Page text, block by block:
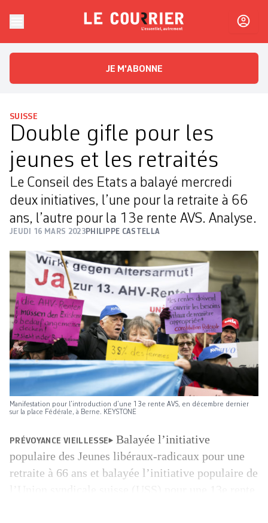
Le CourrierL'essentiel, autrement
JE M'ABONNE
SUISSE
Double gifle pour les
jeunes et les retraités
Le Conseil des Etats a balayé mercredi
deux initiatives, l’une pour la retraite à 66
ans, l’autre pour la 13e rente AVS. Analyse.
JEUDI 16 MARS 2023PHILIPPE CASTELLA
Manifestation pour l’introduction d’une 13e rente AVS, en décembre dernier
sur la place Fédérale, à Berne. KEYSTONE
PRÉVOYANCE VIEILLESSE
Balayée l’initiative
populaire des Jeunes libéraux-radicaux pour une
retraite à 66 ans et balayée l’initiative populaire de